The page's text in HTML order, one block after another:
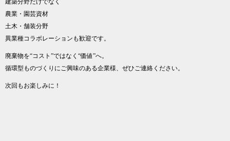
建築分野だけでなく
農業・園芸資材
土木・舗装分野
異業種コラボレーションも歓迎です。
廃棄物を“コスト”ではなく“価値”へ。
循環型ものづくりにご興味のある企業様、ぜひご連絡ください。
次回もお楽しみに！